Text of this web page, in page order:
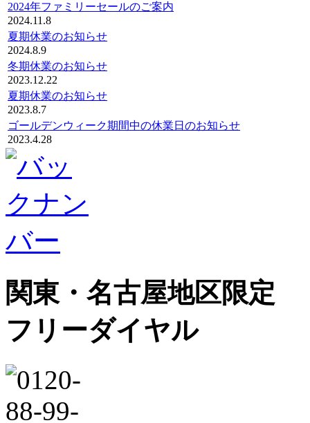
2024年ファミリーセールのご案内
2024.11.8
夏期休業のお知らせ
2024.8.9
冬期休業のお知らせ
2023.12.22
夏期休業のお知らせ
2023.8.7
ゴールデンウィーク期間中の休業日のお知らせ
2023.4.28
関東・名古屋地区限定
フリーダイヤル